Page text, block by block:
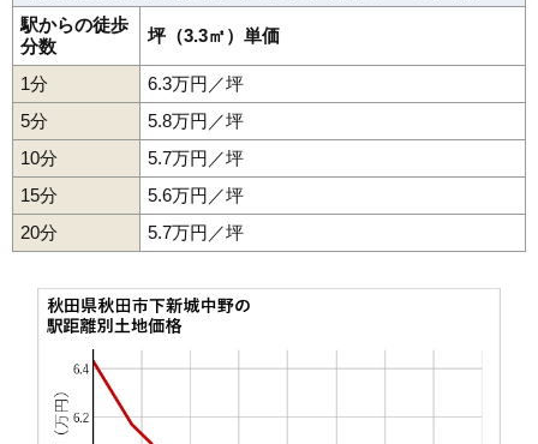
45 川尻若葉町
46
47 千秋城下町
48 牛島東 16万円
49 外旭川八柳 16万円
50 千秋中島町 16万円
51 川尻上野町 16万円
53 川尻新川町 16万円
54 手形新栄町
保戸野八丁 15万円 1,152万円
56 南通宮田
寺内油田
駅からの徒歩
分数
坪（3.3㎡）単価
1分
6.3万円／坪
5分
5.8万円／坪
10分
5.7万円／坪
15分
5.6万円／坪
20分
5.7万円／坪